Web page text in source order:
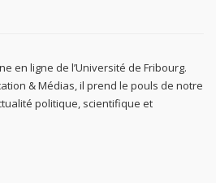
en ligne de l’Université de Fribourg.
& Médias, il prend le pouls de notre
politique, scientifique et